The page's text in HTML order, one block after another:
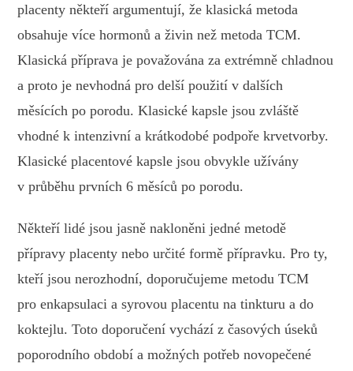
placenty někteří argumentují, že klasická metoda
obsahuje více hormonů a živin než metoda TCM.
Klasická příprava je považována za extrémně chladnou
a proto je nevhodná pro delší použití v dalších
měsících po porodu. Klasické kapsle jsou zvláště
vhodné k intenzivní a krátkodobé podpoře krvetvorby.
Klasické placentové kapsle jsou obvykle užívány
v průběhu prvních 6 měsíců po porodu.
Někteří lidé jsou jasně nakloněni jedné metodě
přípravy placenty nebo určité formě přípravku. Pro ty,
kteří jsou nerozhodní, doporučujeme metodu TCM
pro enkapsulaci a syrovou placentu na tinkturu a do
koktejlu. Toto doporučení vychází z časových úseků
poporodního období a možných potřeb novopečené